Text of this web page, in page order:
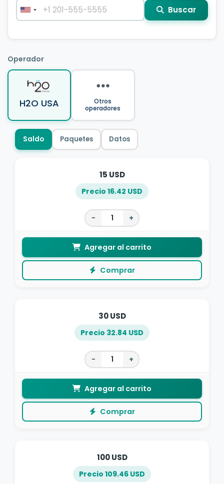
Buscar
Operador
H2O USA
Otros
operadores
Saldo Paquetes Datos
15 USD
Precio 16.42 USD
− +
Agregar al carrito
Comprar
30 USD
Precio 32.84 USD
− +
Agregar al carrito
Comprar
100 USD
Precio 109.46 USD